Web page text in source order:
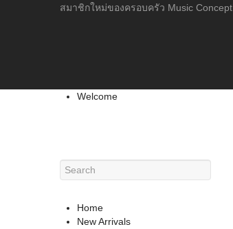
สมาชิกใหม่ของครอบครัว Music Concept
Welcome
Home
New Arrivals